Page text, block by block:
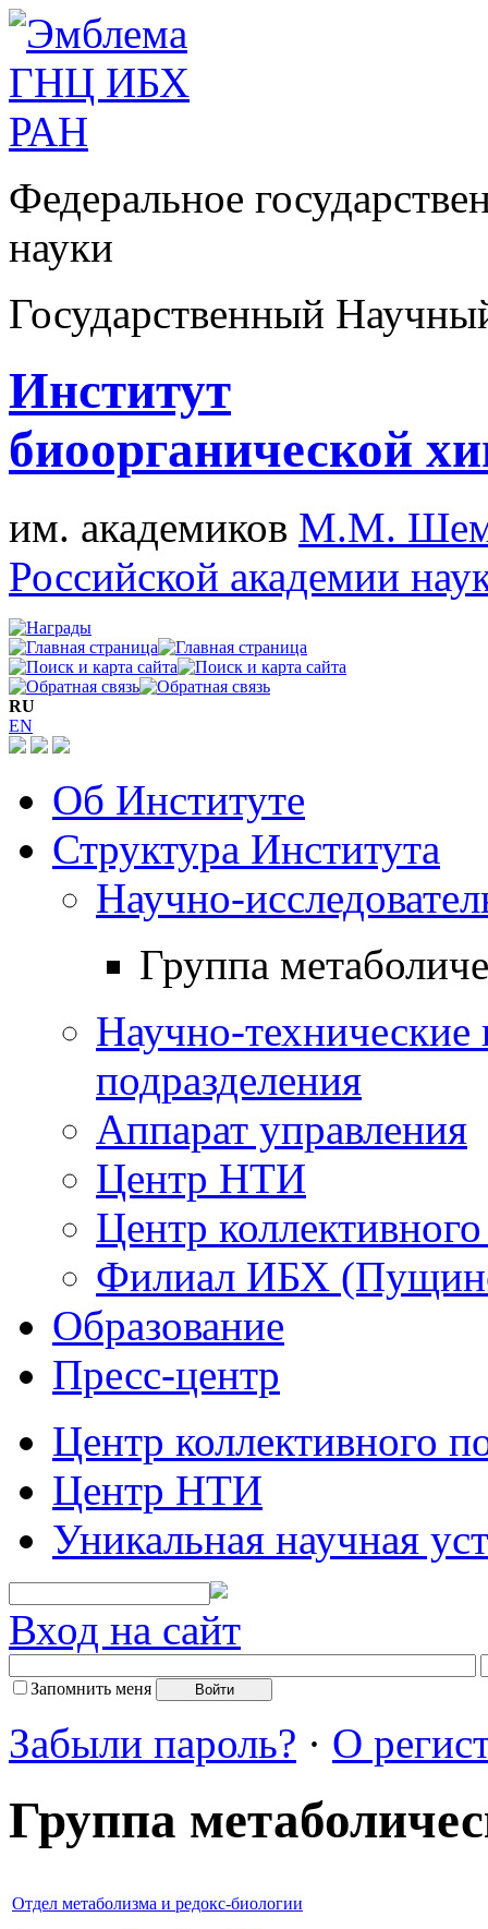
Федеральное
науки
Государственный
Институт
биоорганической
им. академиков М.М.
Российской академии
RU
EN
Об Институте
Структура Института
Научно-
Группа
Научно-технические
подразделения
Аппарат управления
Центр НТИ
Центр
Филиал ИБХ
Образование
Пресс-центр
Центр коллективного
Центр НТИ
Уникальная научная
Вход на сайт
Запомнить меня
Забыли пароль? · О
Группа
Отдел метаболизма и редокс-биологии